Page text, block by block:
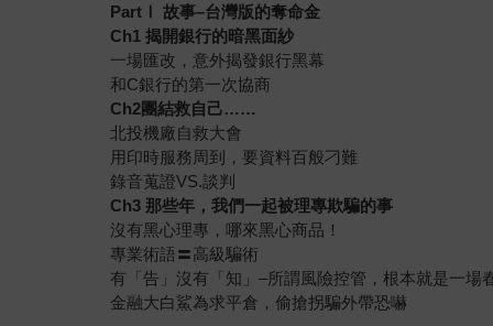
PartⅠ 故事–台灣版的奪命金
Ch1 揭開銀行的暗黑面紗
一場匯改，意外揭發銀行黑幕
和C銀行的第一次協商
Ch2團結救自己……
北投機廠自救大會
用印時服務周到，要資料百般刁難
錄音蒐證VS.談判
Ch3 那些年，我們一起被理專欺騙的事
沒有黑心理專，哪來黑心商品！
專業術語〓高級騙術
有「告」沒有「知」–所謂風險控管，根本就是一場
金融大白鯊為求平倉，偷搶拐騙外帶恐嚇